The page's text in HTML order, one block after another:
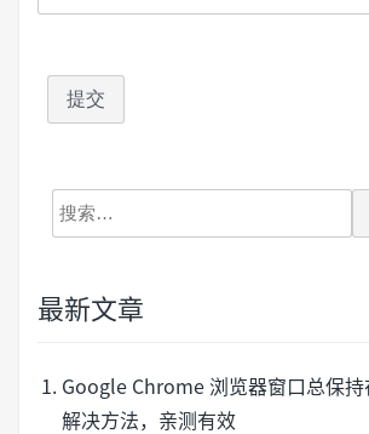
搜
索：
最新文章
Google Chrome 浏览器窗口总保
解决方法，亲测有效